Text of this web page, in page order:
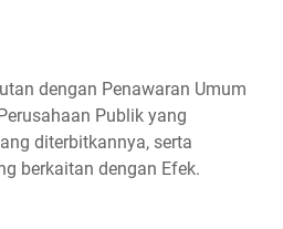
dengan Penawaran Umum
Publik yang
diterbitkannya, serta
berkaitan dengan Efek.